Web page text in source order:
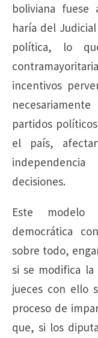
boliviana fuese
haría del
política, lo
incentivos
partidos
el país,
decisiones.
Este modelo
democrática
sobre todo,
si se modifica
jueces con ello
proceso de
que, si los